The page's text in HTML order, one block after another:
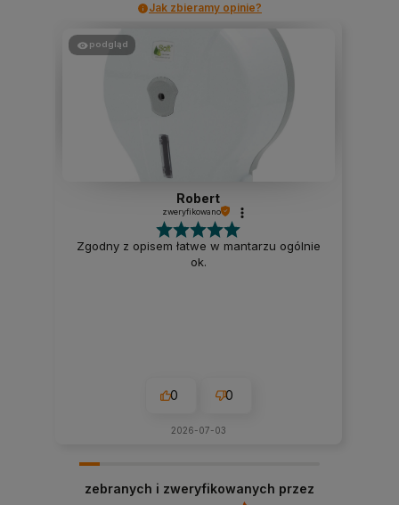
Jak zbieramy opinie?
podgląd
Robert
zweryfikowano
Zgodny z opisem łatwe w mantarzu ogólnie
ok.
0 0
2026-07-03
zebranych i zweryfikowanych przez